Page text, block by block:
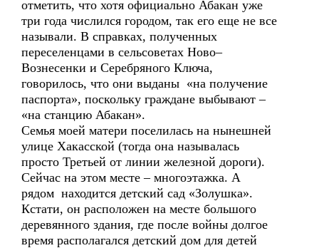
отметить, что хотя официально Абакан уже
три года числился городом, так его еще не все
называли. В справках, полученных
переселенцами в сельсоветах Ново–
Вознесенки и Серебряного Ключа,
говорилось, что они выданы «на получение
паспорта», поскольку граждане выбывают –
«на станцию Абакан».
Семья моей матери поселилась на нынешней
улице Хакасской (тогда она называлась
просто Третьей от линии железной дороги).
Сейчас на этом месте – многоэтажка. А
рядом находится детский сад «Золушка».
Кстати, он расположен на месте большого
деревянного здания, где после войны долгое
время располагался детский дом для детей